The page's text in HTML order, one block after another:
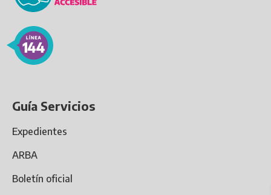
Guía Servicios
Expedientes
ARBA
Boletín oficial